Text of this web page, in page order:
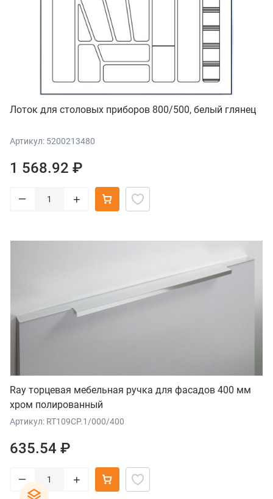
Лоток для столовых приборов 800/500, белый глянец
Артикул: 5200213480
1 568.92 ₽
– +
Ray торцевая мебельная ручка для фасадов 400 мм
хром полированный
Артикул: RT109CP.1/000/400
635.54 ₽
– +